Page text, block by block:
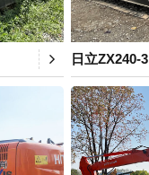
日立ZX240-3